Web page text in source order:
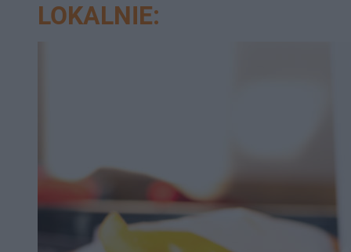
LOKALNIE: